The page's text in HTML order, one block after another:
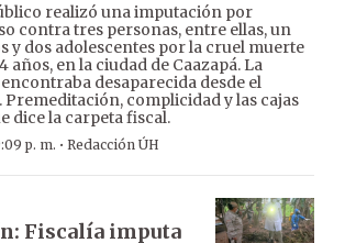
realizó una imputación por
contra tres personas, entre ellas, un
y dos adolescentes por la cruel muerte
años, en la ciudad de Caazapá. La
desaparecida desde el
Premeditación, complicidad y las cajas
dice la carpeta fiscal.
p. m. · Redacción ÚH
Fiscalía imputa